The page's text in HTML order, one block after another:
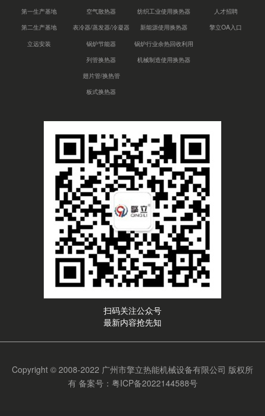
第一生产基地
第二生产基地
立远安装
空气散热器
表冷器/蒸发器/冷凝器
锅炉节能器
列管换热器
翅片管/换热管
板式换热器
纺织工业使用换热器
新能源使用换热器
锅炉行业余热回收利用
机械制造使用换热器
人才招聘
擎立OA入口
扫码关注公众号
最新内容抢先知
Copyright © 2008-2022 广州市擎立热能机械设备有限公司 版权所
有 备案号：粤ICP备2022144588号